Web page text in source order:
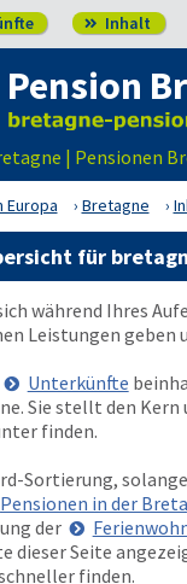
 Inhalt
Pension
| Pensionen
Europa Bretagne
für
während Ihres
Leistungen geben
Unterkünfte
Sie stellt den Kern
finden.
Sortierung,
Pensionen in der
der
dieser Seite
finden.